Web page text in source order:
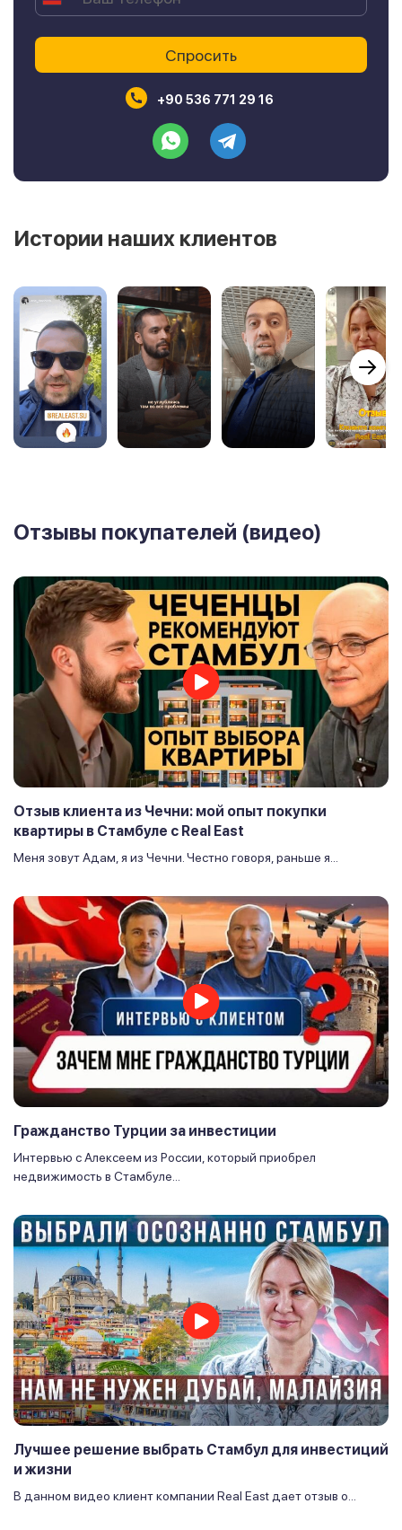
+90 536 771 29 16
Истории наших клиентов
Отзывы покупателей (видео)
Отзыв клиента из Чечни: мой опыт покупки
квартиры в Стамбуле с Real East
Меня зовут Адам, я из Чечни. Честно говоря, раньше я...
Гражданство Турции за инвестиции
Интервью с Алексеем из России, который приобрел
недвижимость в Стамбуле...
Лучшее решение выбрать Стамбул для инвестиций
и жизни
В данном видео клиент компании Real East дает отзыв о...